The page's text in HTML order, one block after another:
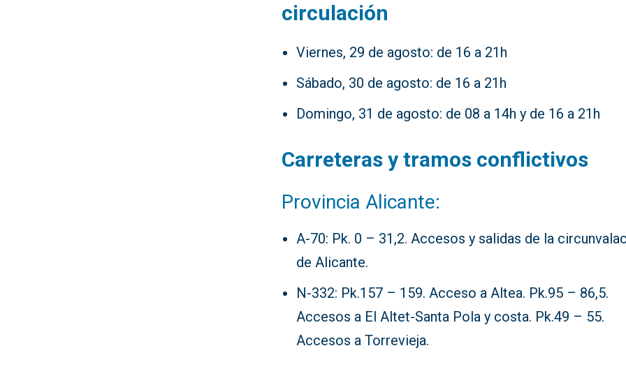
circulación
Viernes, 29 de agosto: de 16 a 21h
Sábado, 30 de agosto: de 16 a 21h
Domingo, 31 de agosto: de 08 a 14h y de 16 a 21h
Carreteras y tramos conflictivos
Provincia Alicante:
A-70: Pk. 0 – 31,2. Accesos y salidas de la
de Alicante.
N-332: Pk.157 – 159. Acceso a Altea. Pk.95 – 86,5.
Accesos a El Altet-Santa Pola y costa. Pk.49 – 55.
Accesos a Torrevieja.